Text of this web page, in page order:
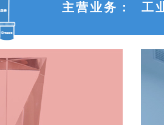
主营业务： 工